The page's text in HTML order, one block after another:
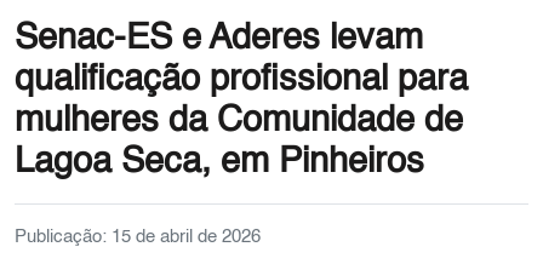
Senac-ES e Aderes levam
qualificação profissional para
mulheres da Comunidade de
Lagoa Seca, em Pinheiros
Publicação: 15 de abril de 2026